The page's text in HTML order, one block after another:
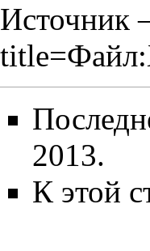
Источник
2013.
К этой